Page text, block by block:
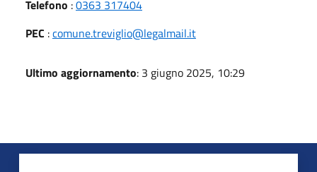
Telefono :0363 317404
PEC :comune.treviglio@legalmail.it
Ultimo aggiornamento: 3 giugno 2025, 10:29